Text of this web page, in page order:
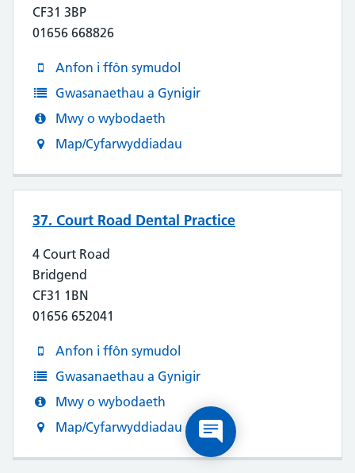
CF31 3BP
01656 668826
Anfon i ffôn symudol
Gwasanaethau a Gynigir
Mwy o wybodaeth
Map/Cyfarwyddiadau
37. Court Road Dental Practice
4 Court Road
Bridgend
CF31 1BN
01656 652041
Anfon i ffôn symudol
Gwasanaethau a Gynigir
Mwy o wybodaeth
Map/Cyfarwyddiadau